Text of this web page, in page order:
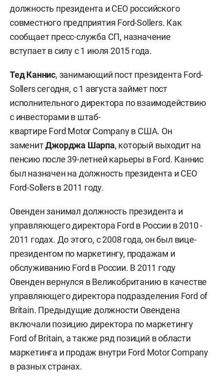
должность президента и СЕО российского
совместного предприятия Ford-Sollers. Как
сообщает пресс-служба СП, назначение
вступает в силу с 1 июля 2015 года.
Тед Каннис, занимающий пост президента Ford-
Sollers сегодня, с 1 августа займет пост
исполнительного директора по взаимодействию
с инвесторами в штаб-
квартире Ford Motor Company в США. Он
заменитДжорджа Шарпа, который выходит на
пенсию после 39-летней карьеры в Ford. Каннис
был назначен на должность президента и CEO
Ford-Sollers в 2011 году.
Овенден занимал должность президента и
управляющего директора Ford в России в 2010 -
2011 годах. До этого, с 2008 года, он был вице-
президентом по маркетингу, продажам и
обслуживанию Ford в России. В 2011 году
Овенден вернулся в Великобританию в качестве
управляющего директора подразделения Ford of
Britain. Предыдущие должности Овендена
включали позицию директора по маркетингу
Ford of Britain, а также ряд позиций в области
маркетинга и продаж внутри Ford Motor Company
в разных странах.